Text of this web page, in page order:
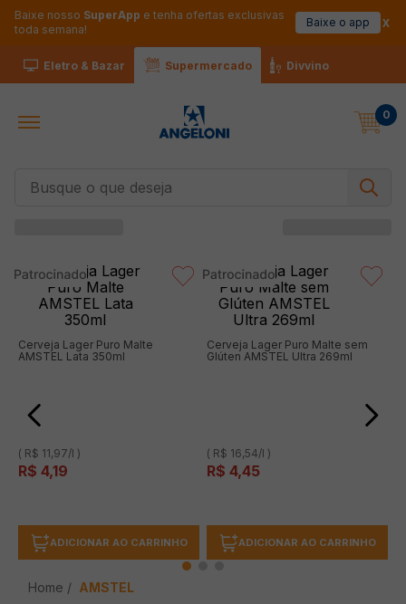
Baixe nosso SuperApp e tenha ofertas exclusivas
toda semana!
Baixe o app
Eletro & Bazar Supermercado Divvino
0
Cerveja Lager Puro Malte
AMSTEL Lata 350ml
( R$ 11,97/l )
R$ 4,19
ADICIONAR AO CARRINHO
Cerveja Lager Puro Malte sem
Glúten AMSTEL Ultra 269ml
( R$ 16,54/l )
R$ 4,45
ADICIONAR AO CARRINHO
AMSTEL